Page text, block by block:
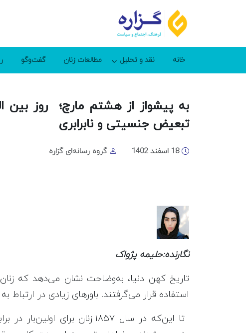
خانه نقد و تحلیل مطالعات زنان گفت‌وگو
به پیشواز از هشتم مارچ؛ روز بین
تبعیض جنسیتی و نابرابری
18 اسفند 1402 گروه رسانه‌ای گزاره
نگارنده:حلیمه پژواک
تاریخ کهن دنیا، به‌وضاحت نشان می‌دهد که زنان
استفاده قرار می‌گرفتند. باورهای زیادی در
تا این‌که در سال ۱۸۵۷ زنان